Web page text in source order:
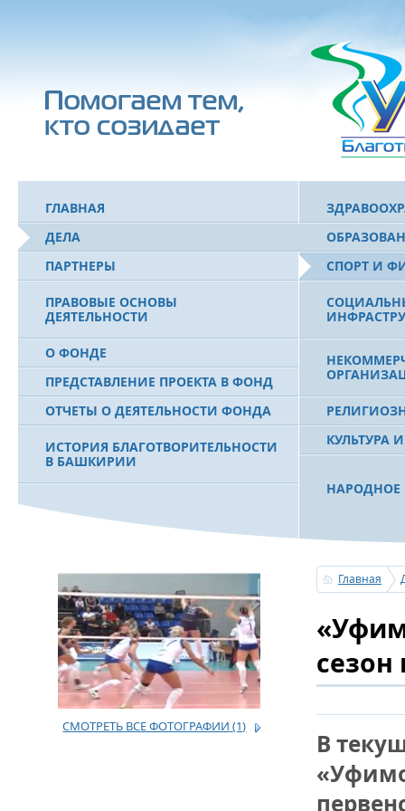
ГЛАВНАЯ
ДЕЛА
ПАРТНЕРЫ
ПРАВОВЫЕ ОСНОВЫ
ДЕЯТЕЛЬНОСТИ
О ФОНДЕ
ПРЕДСТАВЛЕНИЕ ПРОЕКТА В ФОНД
ОТЧЕТЫ О ДЕЯТЕЛЬНОСТИ ФОНДА
ИСТОРИЯ БЛАГОТВОРИТЕЛЬНОСТИ
В БАШКИРИИ
МУРТАЗЕ РАХИМОВЕ
СПОРТ И
КУЛЬТУРА
НАРОДНОЕ
«УРАЛ»
ОГОНЬ -
ПОЖАРОВ
СМОТРЕТЬ ВСЕ ФОТОГРАФИИ (1)
Главная
сезон
В